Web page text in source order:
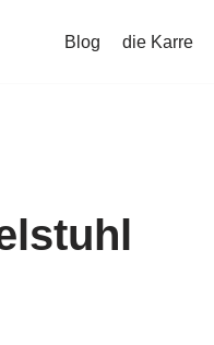
Blog die Karre